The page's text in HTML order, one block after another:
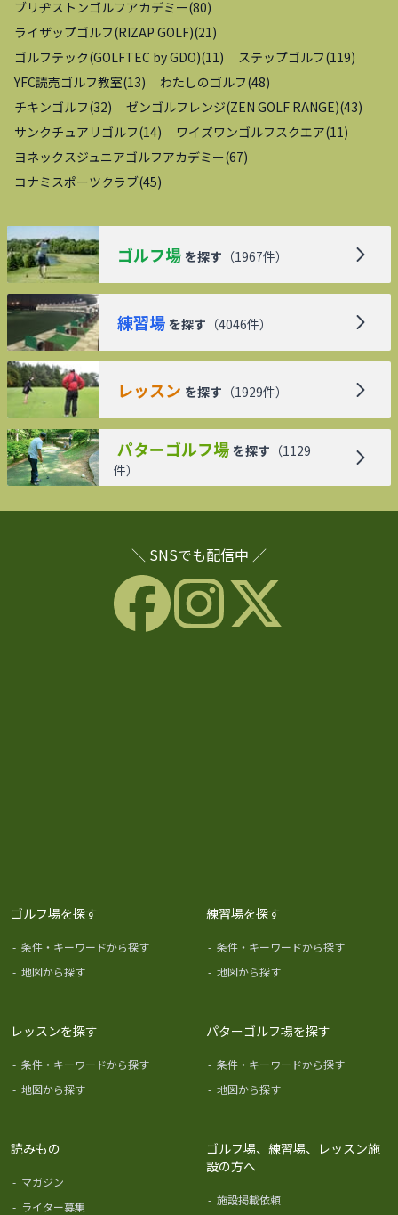
ブリヂストンゴルフアカデミー(80)
ライザップゴルフ(RIZAP GOLF)(21 )
ゴルフテック(GOLFTEC by GDO)(11 ) ステップゴルフ(119)
YFC読売ゴルフ教室(13) わたしのゴルフ(48)
チキンゴルフ(32) ゼンゴルフレンジ(ZEN GOLF RANGE)(43)
サンクチュアリゴルフ(14) ワイズワンゴルフスクエア(11 )
ヨネックスジュニアゴルフアカデミー(67)
コナミスポーツクラブ(45)
ゴルフ場 を探す （1967件）
練習場 を探す （4046件）
レッスン を探す （1929件）
パターゴルフ場 を探す （1129
件）
＼ SNSでも配信中 ／
ゴルフ場を探す
- 条件・キーワードから探す
- 地図から探す
練習場を探す
- 条件・キーワードから探す
- 地図から探す
レッスンを探す
- 条件・キーワードから探す
- 地図から探す
パターゴルフ場を探す
- 条件・キーワードから探す
- 地図から探す
読みもの
- マガジン
- ライター募集
ゴルフ場、練習場、レッスン施
設の方へ
- 施設掲載依頼